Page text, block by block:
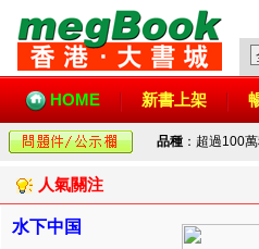
HOME 新書上架
品種 ：超過100
人氣關注
水下中国